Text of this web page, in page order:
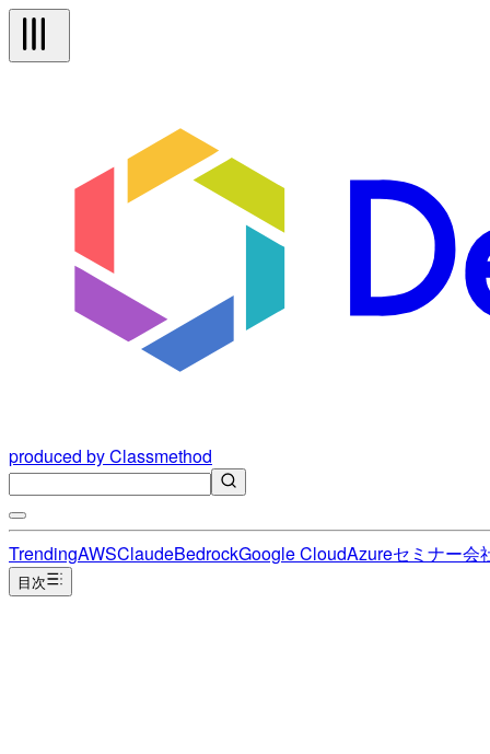
produced by Classmethod
TrendingAWSClaudeBedrockGoogle CloudAzureセミナー会
目次